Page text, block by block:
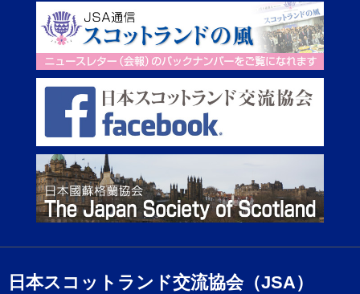
日本スコットランド交流協会（JSA）